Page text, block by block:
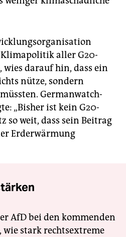
aller G20-
darauf hin, dass ein
nütze, sondern
Germanwatch-
„Bisher ist kein G20-
so weit, dass sein Beitrag
Erderwärmung
AfD bei den kommenden
wie stark rechtsextreme